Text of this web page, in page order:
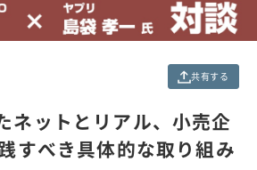
共有する
ネットとリアル、小売企
すべき具体的な取り組み